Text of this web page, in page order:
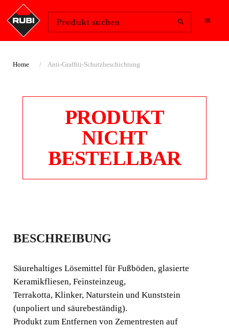
Produkt suchen
Home Anti-Graffiti-Schutzbeschichtung
PRODUKT
NICHT
BESTELLBAR
ANTI-GRAFFITI-
SCHUTZBESCHICHT
UNG
Säurehaltiges Lösemittel für Fußböden, glasierte
Keramikfliesen, Feinsteinzeug, Terrakotta, Klinker,
Naturstein und Kunststein (unpoliert und säurebeständig).
BESCHREIBUNG
Säurehaltiges Lösemittel für Fußböden, glasierte
Keramikfliesen, Feinsteinzeug,
Terrakotta, Klinker, Naturstein und Kunststein
(unpoliert und säurebeständig).
Produkt zum Entfernen von Zementresten auf